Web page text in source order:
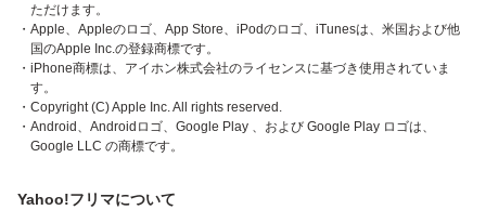
ただけます。
・Apple、Appleのロゴ、App Store、iPodのロゴ、iTunesは、米国および他
国のApple Inc.の登録商標です。
・iPhone商標は、アイホン株式会社のライセンスに基づき使用されていま
す。
・Copyright (C) Apple Inc. All rights reserved.
・Android、Androidロゴ、Google Play 、および Google Play ロゴは、
Google LLC の商標です。
Yahoo!フリマについて